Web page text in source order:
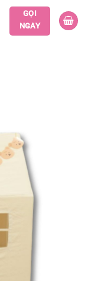
GỌI
NGAY